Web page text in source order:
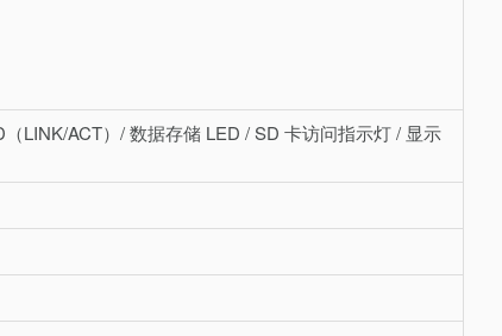
LINK/ACT）/ 数据存储 LED / SD 卡访问指示灯 / 显示